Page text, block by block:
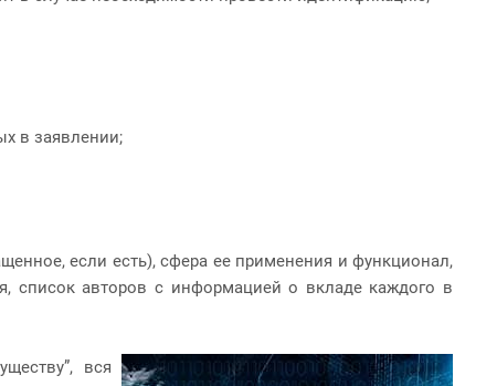
в заявлении;
если есть), сфера ее применения и функционал,
список авторов с информацией о вкладе каждого в
вся